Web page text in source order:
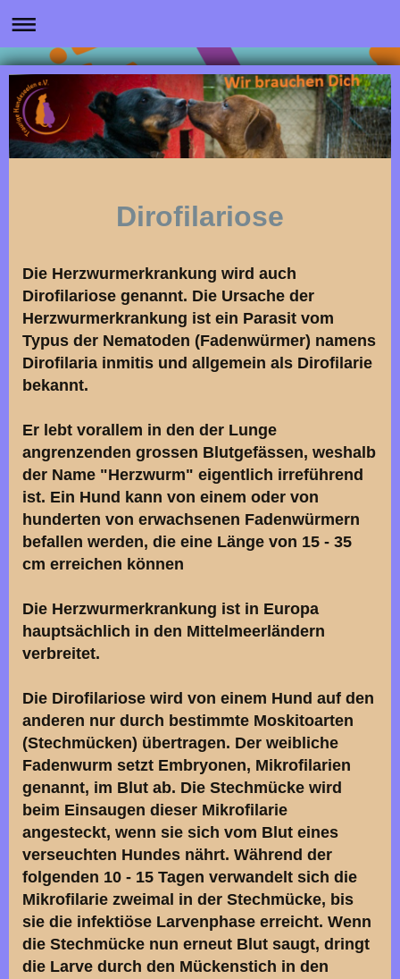
Dirofilariose
Die Herzwurmerkrankung wird auch
Dirofilariose genannt. Die Ursache der
Herzwurmerkrankung ist ein Parasit vom
Typus der Nematoden (Fadenwürmer) namens
Dirofilaria inmitis und allgemein als Dirofilarie
bekannt.
Er lebt vorallem in den der Lunge
angrenzenden grossen Blutgefässen, weshalb
der Name "Herzwurm" eigentlich irreführend
ist. Ein Hund kann von einem oder von
hunderten von erwachsenen Fadenwürmern
befallen werden, die eine Länge von 15 - 35
cm erreichen können
Die Herzwurmerkrankung ist in Europa
hauptsächlich in den Mittelmeerländern
verbreitet.
Die Dirofilariose wird von einem Hund auf den
anderen nur durch bestimmte Moskitoarten
(Stechmücken) übertragen. Der weibliche
Fadenwurm setzt Embryonen, Mikrofilarien
genannt, im Blut ab. Die Stechmücke wird
beim Einsaugen dieser Mikrofilarie
angesteckt, wenn sie sich vom Blut eines
verseuchten Hundes nährt. Während der
folgenden 10 - 15 Tagen verwandelt sich die
Mikrofilarie zweimal in der Stechmücke, bis
sie die infektiöse Larvenphase erreicht. Wenn
die Stechmücke nun erneut Blut saugt, dringt
die Larve durch den Mückenstich in den